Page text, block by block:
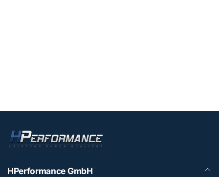
HPerformance GmbH